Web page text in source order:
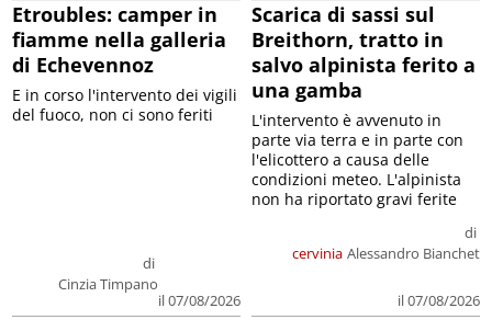
Etroubles: camper in
fiamme nella galleria
di Echevennoz
di
Cinzia Timpano
il 07/08/2026
E in corso l'intervento dei vigili
del fuoco, non ci sono feriti
Scarica di sassi sul
Breithorn, tratto in
salvo alpinista ferito a
una gamba
cervinia
di
Alessandro Bianchet
il 07/08/2026
L'intervento è avvenuto in
parte via terra e in parte con
l'elicottero a causa delle
condizioni meteo. L'alpinista
non ha riportato gravi ferite